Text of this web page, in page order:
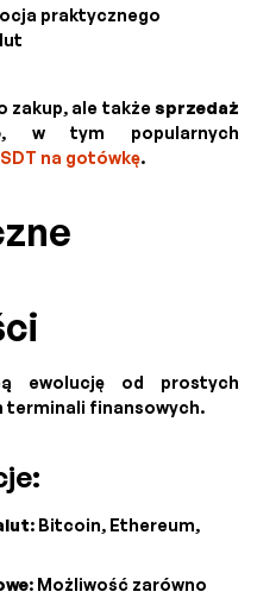
praktycznego
zakup, ale także sprzedaż
, w tym popularnych
na gotówkę.
ewolucję od prostych
terminali finansowych.
: Bitcoin, Ethereum,
: Możliwość zarówno